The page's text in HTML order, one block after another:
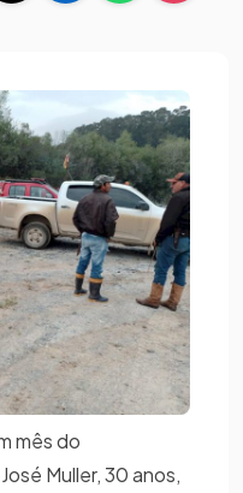
mês do
Muller, 30 anos,